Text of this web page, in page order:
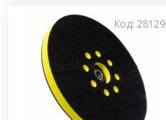
Код: 28129